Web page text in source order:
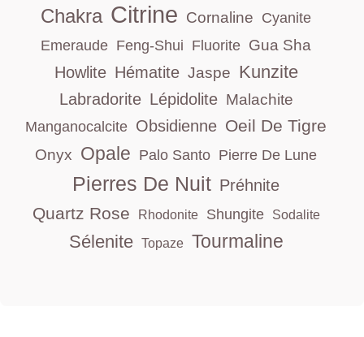
Chakra Citrine Cornaline Cyanite
Emeraude Feng-Shui Fluorite Gua Sha
Howlite Hématite Jaspe Kunzite
Labradorite Lépidolite Malachite
Manganocalcite Obsidienne Oeil De Tigre
Onyx Opale Palo Santo Pierre De Lune
Pierres De Nuit Préhnite
Quartz Rose Rhodonite Shungite Sodalite
Sélenite Topaze Tourmaline